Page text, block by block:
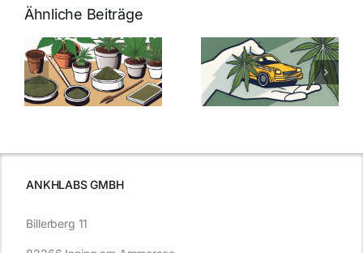
Ähnliche Beiträge
Neue THC-
Grenzwert-
Regelung:
Was Sie über
Cannabis und
müssen
Cannabis
Samen
kaufen: Alles
was Sie
ANKHLABS GMBH
Billerberg 11